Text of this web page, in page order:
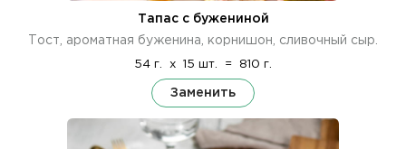
Тапас с бужениной
Тост, ароматная буженина, корнишон, сливочный сыр.
54 г. x 15 шт. = 810 г.
Заменить